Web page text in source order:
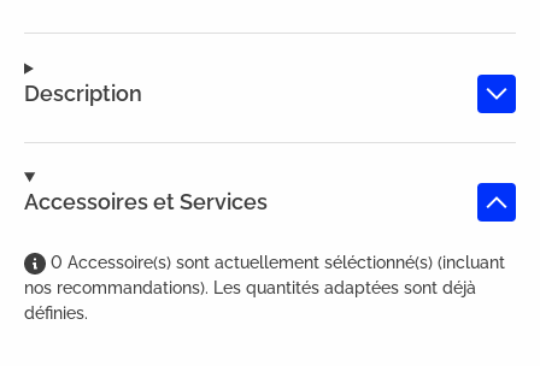
Description
Accessoires et Services
0 Accessoire(s) sont actuellement séléctionné(s) (incluant
nos recommandations). Les quantités adaptées sont déjà
définies.